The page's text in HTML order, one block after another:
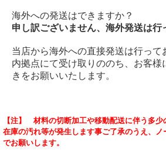
海外への発送はできますか？
申し訳ございません、海外発送は行
当店から海外への直接発送は行って
内拠点にて受け取りののち、お客様
きをお願いいたします。
領収書・請求書・納品書・見積書の
代引き決済を選んだ場合、領収書の発
クレジットカード決済を選んだ場合、
切断後、バリ取りなどの処理はされ
こちらの希望する加工をお願いできま
最小カット単位はどれくらいですか？
5年程前に6ミリの１m角のエキスパンドを
その時の担当が女性の杉本さんでした。現
【注】 材料の切断加工や移動配送に伴う多少
在庫の汚れ等が発生します事ご了承のうえ、
でお願いします。